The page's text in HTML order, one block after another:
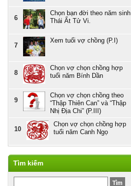
6
Chọn bạn đời theo năm sinh
Thái Ất Tử Vi.
7
Xem tuổi vợ chồng (P.I)
8
Chọn vợ chọn chồng hợp
tuổi năm Bính Dần
9
Chọn vợ chọn chồng theo
“Thập Thiên Can” và “Thập
Nhị Địa Chi” (P.III)
10
Chọn vợ chọn chồng hợp
tuổi năm Canh Ngọ
Tìm kiếm